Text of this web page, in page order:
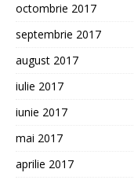
octombrie 2017
septembrie 2017
august 2017
iulie 2017
iunie 2017
mai 2017
aprilie 2017